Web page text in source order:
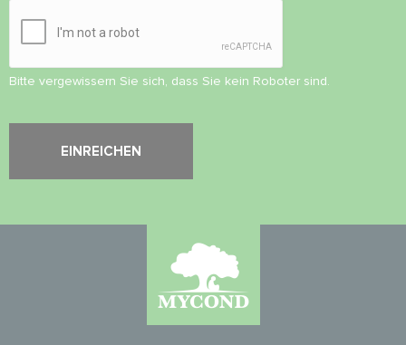
Bitte vergewissern Sie sich, dass Sie kein Roboter sind.